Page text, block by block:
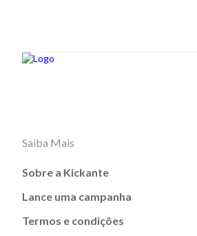
Saiba Mais
Sobre a Kickante
Lance uma campanha
Termos e condições